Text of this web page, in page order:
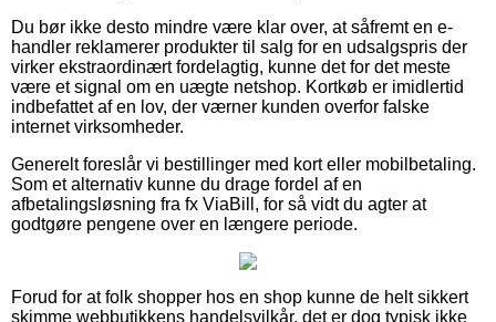
Du bør ikke desto mindre være klar over, at såfremt en e-
handler reklamerer produkter til salg for en udsalgspris der
virker ekstraordinært fordelagtig, kunne det for det meste
være et signal om en uægte netshop. Kortkøb er imidlertid
indbefattet af en lov, der værner kunden overfor falske
internet virksomheder.
Generelt foreslår vi bestillinger med kort eller mobilbetaling.
Som et alternativ kunne du drage fordel af en
afbetalingsløsning fra fx ViaBill, for så vidt du agter at
godtgøre pengene over en længere periode.
Forud for at folk shopper hos en shop kunne de helt sikkert
skimme webbutikkens handelsvilkår, det er dog typisk ikke